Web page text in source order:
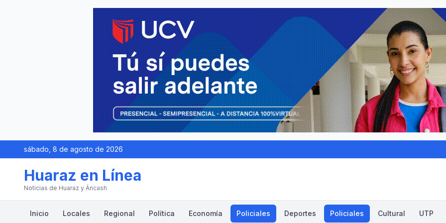
sábado, 8 de agosto de 2026
Huaraz en Línea
Noticias de Huaraz y Áncash
Inicio Locales Regional Política Economía Policiales Deportes Policiales Cultural UTP